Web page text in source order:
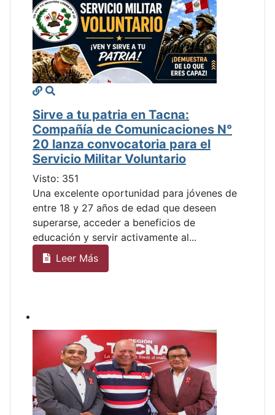
Sirve a tu patria en Tacna:
Compañía de Comunicaciones N°
20 lanza convocatoria para el
Servicio Militar Voluntario
Visto: 351
Una excelente oportunidad para jóvenes de
entre 18 y 27 años de edad que deseen
superarse, acceder a beneficios de
educación y servir activamente al...
Leer Más